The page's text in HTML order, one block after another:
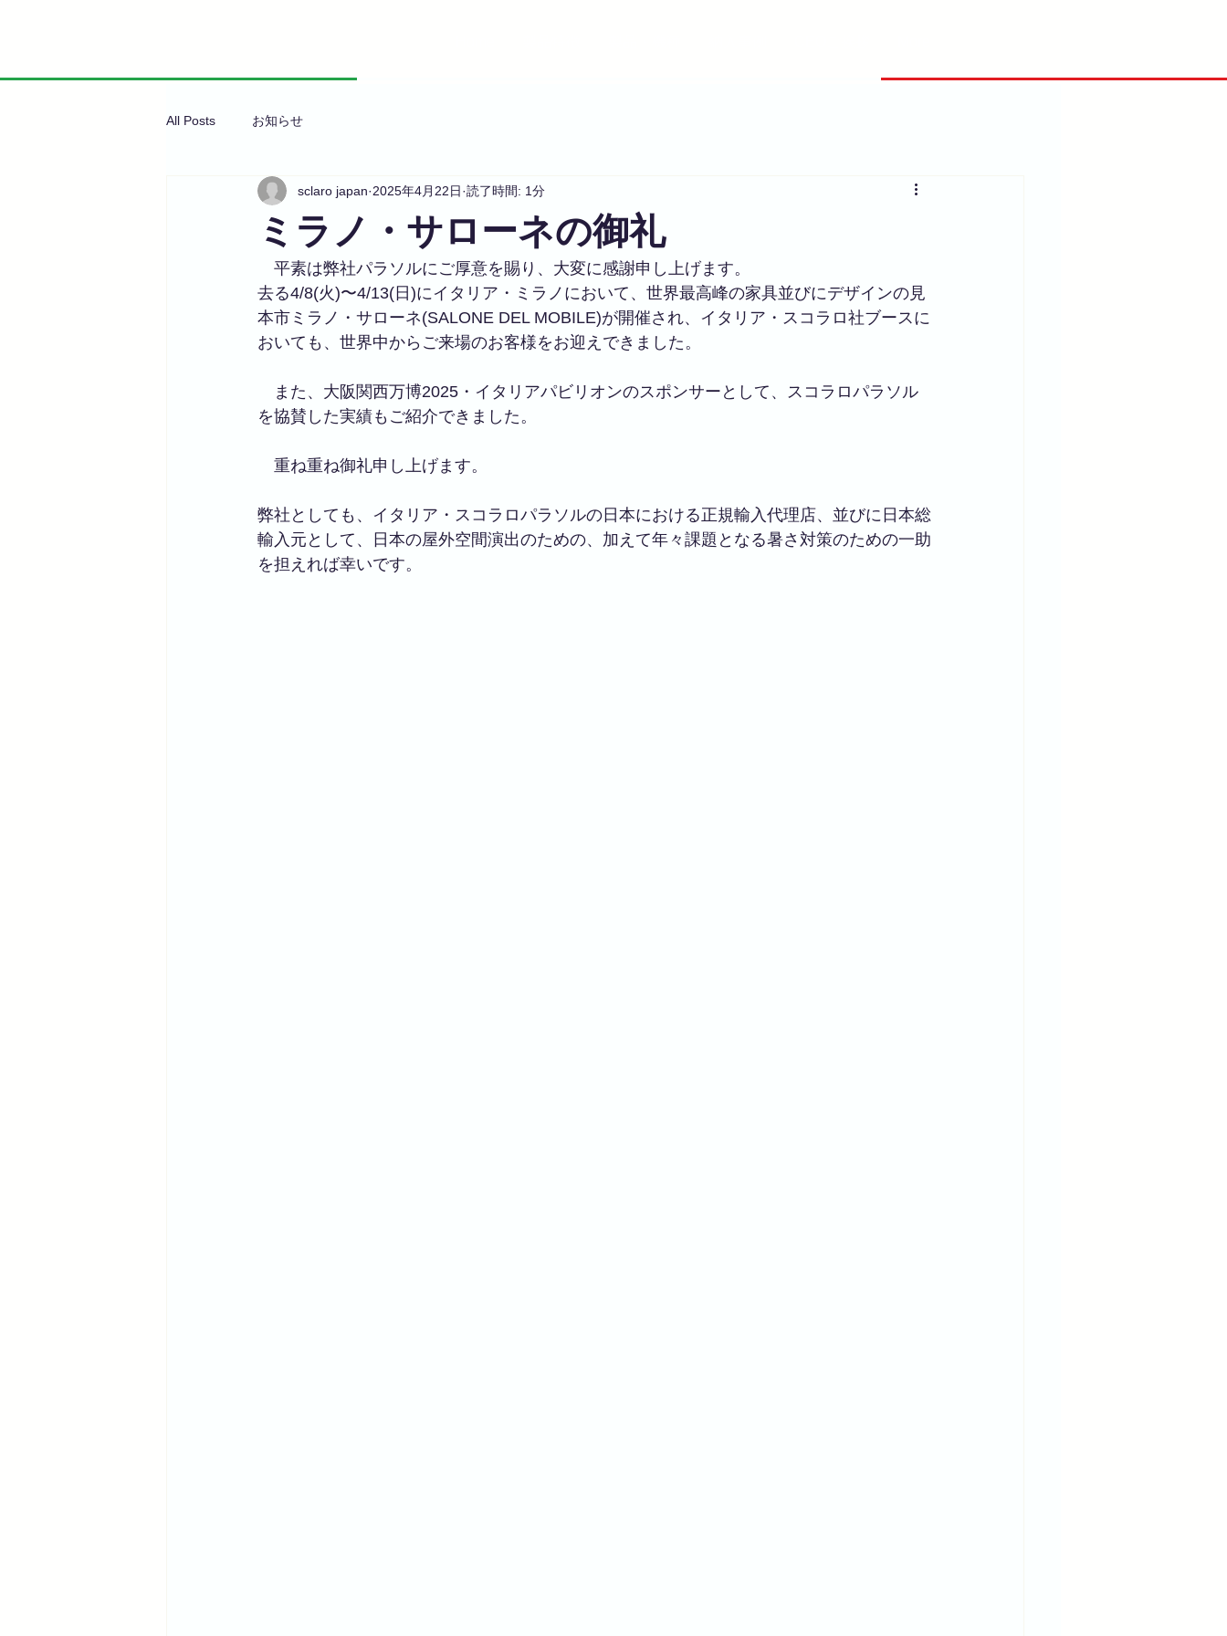
All Posts お知らせ
ミラノ・サローネの御礼
sclaro japan 2025年4月22日 読了時間: 1分
平素は弊社パラソルにご厚意を賜り、大変に感謝申し上げます。
去る4/8(火)〜4/13(日)にイタリア・ミラノにおいて、世界最高峰の家具並びにデザインの見
本市ミラノ・サローネ(SALONE DEL MOBILE)が開催され、イタリア・スコラロ社ブースに
おいても、世界中からご来場のお客様をお迎えできました。
また、大阪関西万博2025・イタリアパビリオンのスポンサーとして、スコラロパラソル
を協賛した実績もご紹介できました。
重ね重ね御礼申し上げます。
弊社としても、イタリア・スコラロパラソルの日本における正規輸入代理店、並びに日本総
輸入元として、日本の屋外空間演出のための、加えて年々課題となる暑さ対策のための一助
を担えれば幸いです。